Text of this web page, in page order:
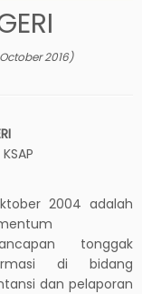
2016)
2004 adalah
tonggak
di bidang
dan pelaporan